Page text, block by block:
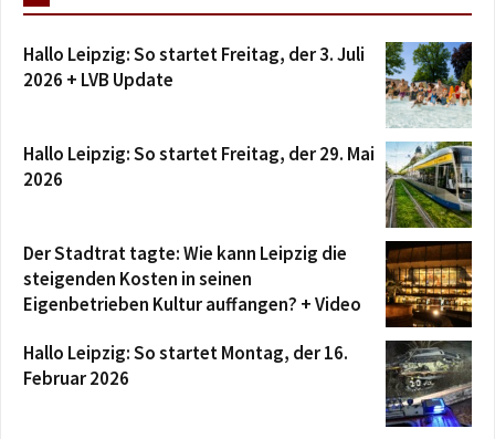
Hallo Leipzig: So startet Freitag, der 3. Juli
2026 + LVB Update
Hallo Leipzig: So startet Freitag, der 29. Mai
2026
Der Stadtrat tagte: Wie kann Leipzig die
steigenden Kosten in seinen
Eigenbetrieben Kultur auffangen? + Video
Hallo Leipzig: So startet Montag, der 16.
Februar 2026